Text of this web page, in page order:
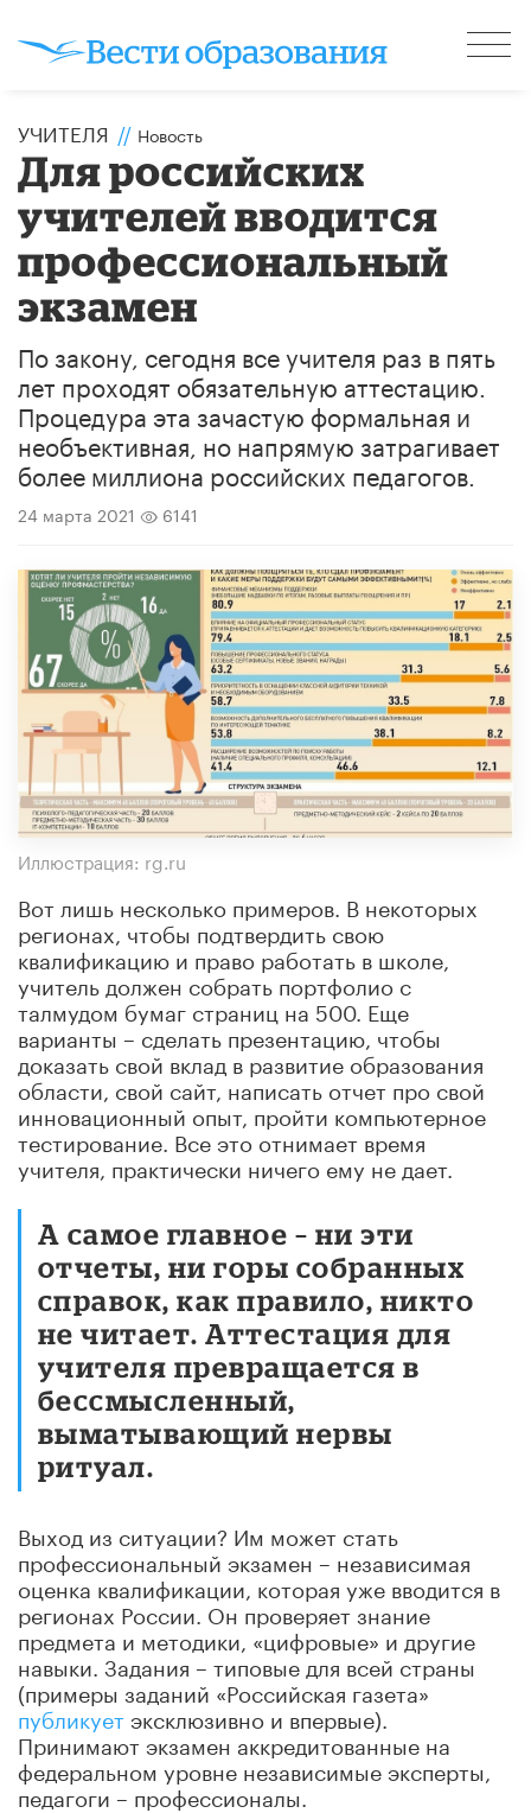
УЧИТЕЛЯ // Новость
Для российских
учителей вводится
профессиональный
экзамен
По закону, сегодня все учителя раз в пять
лет проходят обязательную аттестацию.
Процедура эта зачастую формальная и
необъективная, но напрямую затрагивает
более миллиона российских педагогов.
24 марта 2021 6141
Иллюстрация: rg.ru
Вот лишь несколько примеров. В некоторых
регионах, чтобы подтвердить свою
квалификацию и право работать в школе,
учитель должен собрать портфолио с
талмудом бумаг страниц на 500. Еще
варианты – сделать презентацию, чтобы
доказать свой вклад в развитие образования
области, свой сайт, написать отчет про свой
инновационный опыт, пройти компьютерное
тестирование. Все это отнимает время
учителя, практически ничего ему не дает.
А самое главное – ни эти
отчеты, ни горы собранных
справок, как правило, никто
не читает. Аттестация для
учителя превращается в
бессмысленный,
выматывающий нервы
ритуал.
Выход из ситуации? Им может стать
профессиональный экзамен – независимая
оценка квалификации, которая уже вводится в
регионах России. Он проверяет знание
предмета и методики, «цифровые» и другие
навыки. Задания – типовые для всей страны
(примеры заданий «Российская газета»
публикует эксклюзивно и впервые).
Принимают экзамен аккредитованные на
федеральном уровне независимые эксперты,
педагоги – профессионалы.